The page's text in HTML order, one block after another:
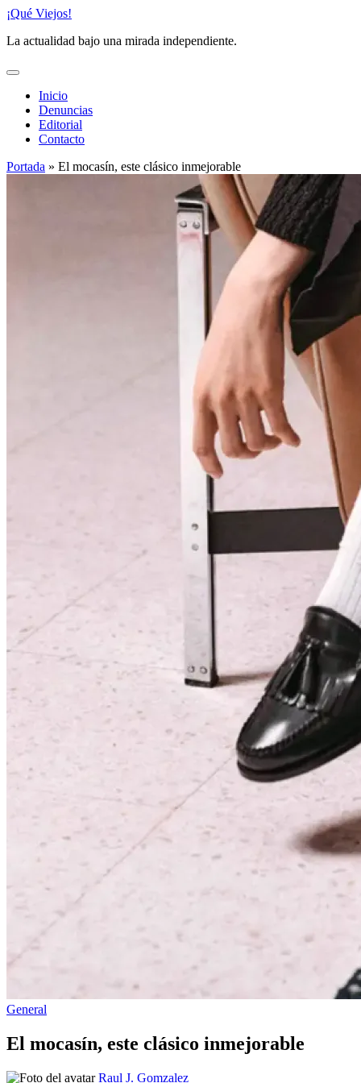
Saltar
contenido
¡Qué Viejos!
La actualidad bajo una mirada independiente.
Inicio
Denuncias
Editorial
Contacto
Portada » El mocasín, este clásico inmejorable
Publicado
General
El mocasín, este clásico inmejorable
Publicado Raul J. Gomzalez